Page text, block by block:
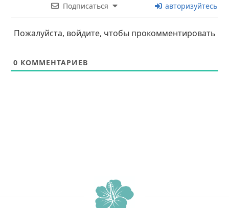
Подписаться авторизуйтесь
Пожалуйста, войдите, чтобы прокомментировать
0 КОММЕНТАРИЕВ